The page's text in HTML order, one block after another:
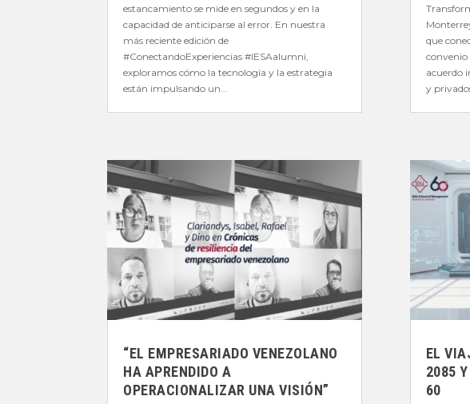
estancamiento se mide en segundos y en la
capacidad de anticiparse al error. En nuestra
más reciente edición de
#ConectandoExperiencias #IESAalumni,
exploramos cómo la tecnología y la estrategia
están impulsando un...
“EL EMPRESARIADO VENEZOLANO
HA APRENDIDO A
OPERACIONALIZAR UNA VISIÓN”
que
convenio
acuerdo
y
EL
2085
60